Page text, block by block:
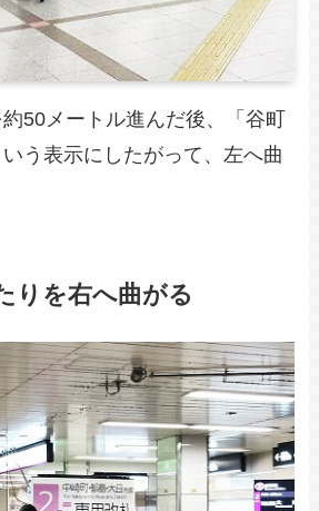
50メートル進んだ後、「谷町
う表示にしたがって、左へ曲
りを右へ曲がる